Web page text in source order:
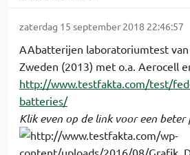
zaterdag 15 september 2018 22:46:57
AAbatterijen laboratoriumtest
Zweden (2013) met o.a. Aerocell
http://www.testfakta.com/test/
batteries/
Klik even op de link voor een beter